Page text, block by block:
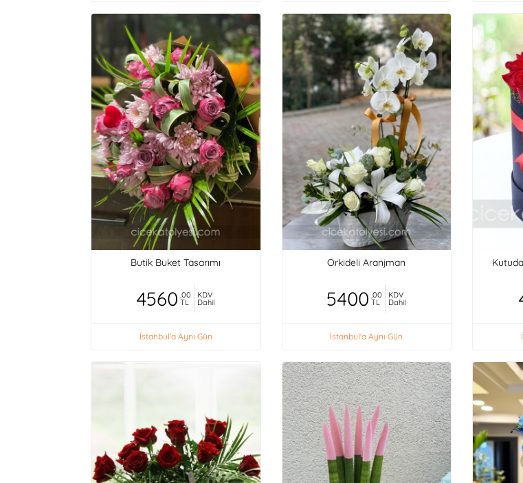
Butik Buket Tasarımı
4560 ,00
TL
KDV
Dahil
İstanbul'a Aynı Gün
Orkideli Aranjman
5400 ,00
TL
KDV
Dahil
İstanbul'a Aynı Gün